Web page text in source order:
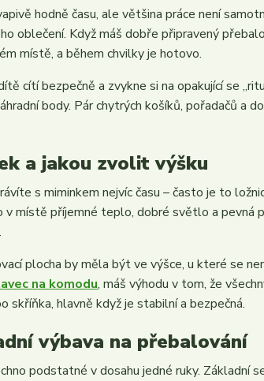
hodně času, ale většina práce není
oblečení. Když máš dobře připravený
místě, a během chvilky je hotovo.
cítí bezpečně a zvykne si na opakující se
body. Pár chytrých košíků, pořadačů a
a jakou zvolit výšku
s miminkem nejvíc času – často je to
místě příjemné teplo, dobré světlo a pevná
.
plocha by měla být ve výšce, u které se
na komodu, máš výhodu v tom, že
hlavně když je stabilní a bezpečná.
výbava na přebalování
podstatné v dosahu jedné ruky. Základní